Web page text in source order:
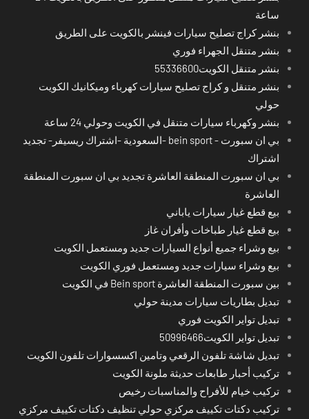
ساعة
بنشر كراج تصليح سيارات فينشر بالكويت على الطريق
بنشر متنقل الجهراء فوري
بنشر متنقل الكويت55336600
بنشر متنقل و كراج تصليح سيارات كهرباء وميكانيك الكويت
حولي
بنشر وكهرباء سيارات متنقل في الكويت وحولي 24 ساعة
بي ان سبورت - bein sport -السعودية -اشتراك ريسيفر- تجديد
اشتراك
بي ان سبورت المنطقة العاشرة تجديد بي ان سبورت المنطقة
العاشرة
بيع قطع غيار سيارات ياباني
بيع قطع غيار طباخات وأفران غاز
بيع وشراء جميع أنواع السيارات جديد ومستعمل الكويت
بيع وشراء سيارات جديد ومستعمل فوري الكويت
بين سبورت المنطقة العاشرة Bein sport في الكويت
تبديل بطاريات سيارات مدينة حولي
تبديل تواير الكويت فوري
تبديل تواير الكويت50996466
تبديل شاشة تلفون الرقعي وتامين اكسسوارات تلفون الكويت
تركيب أحبار طابعات حديثة ملونة الكويت
تركيب خيام للأفراح والمناسبات رخيص
تركيب دكتات تكييف مركزي حولي تنظيف دكتات تكييف مركزي